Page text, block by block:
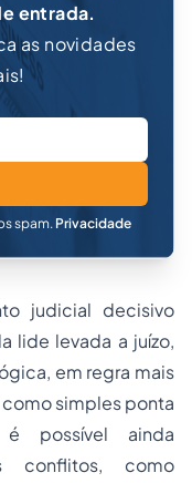
entrada.
as novidades
spam. Privacidade
judicial decisivo
lide levada a juízo,
em regra mais
simples ponta
possível ainda
conflitos, como